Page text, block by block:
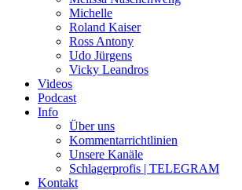
Michelle
Roland Kaiser
Ross Antony
Udo Jürgens
Vicky Leandros
Videos
Podcast
Info
Über uns
Kommentarrichtlinien
Unsere Kanäle
Schlagerprofis | TELEGRAM
Kontakt